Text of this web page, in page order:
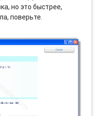
но это быстрее,
поверьте.